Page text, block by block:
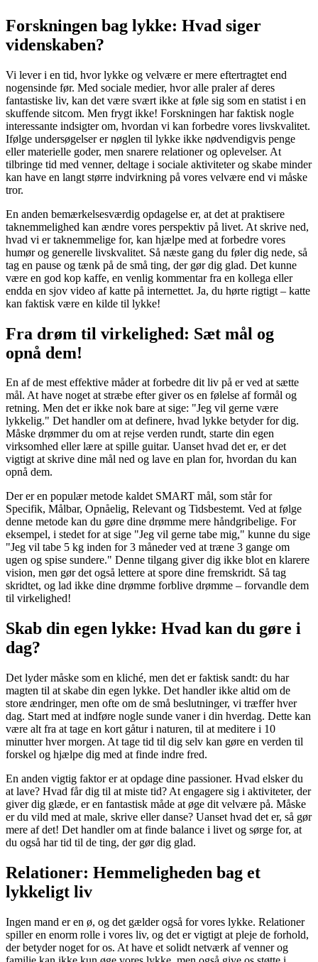
Forskningen bag lykke: Hvad siger
videnskaben?
Vi lever i en tid, hvor lykke og velvære er mere eftertragtet end
nogensinde før. Med sociale medier, hvor alle praler af deres
fantastiske liv, kan det være svært ikke at føle sig som en statist i en
skuffende sitcom. Men frygt ikke! Forskningen har faktisk nogle
interessante indsigter om, hvordan vi kan forbedre vores livskvalitet.
Ifølge undersøgelser er nøglen til lykke ikke nødvendigvis penge
eller materielle goder, men snarere relationer og oplevelser. At
tilbringe tid med venner, deltage i sociale aktiviteter og skabe minder
kan have en langt større indvirkning på vores velvære end vi måske
tror.
En anden bemærkelsesværdig opdagelse er, at det at praktisere
taknemmelighed kan ændre vores perspektiv på livet. At skrive ned,
hvad vi er taknemmelige for, kan hjælpe med at forbedre vores
humør og generelle livskvalitet. Så næste gang du føler dig nede, så
tag en pause og tænk på de små ting, der gør dig glad. Det kunne
være en god kop kaffe, en venlig kommentar fra en kollega eller
endda en sjov video af katte på internettet. Ja, du hørte rigtigt – katte
kan faktisk være en kilde til lykke!
Fra drøm til virkelighed: Sæt mål og
opnå dem!
En af de mest effektive måder at forbedre dit liv på er ved at sætte
mål. At have noget at stræbe efter giver os en følelse af formål og
retning. Men det er ikke nok bare at sige: "Jeg vil gerne være
lykkelig." Det handler om at definere, hvad lykke betyder for dig.
Måske drømmer du om at rejse verden rundt, starte din egen
virksomhed eller lære at spille guitar. Uanset hvad det er, er det
vigtigt at skrive dine mål ned og lave en plan for, hvordan du kan
opnå dem.
Der er en populær metode kaldet SMART mål, som står for
Specifik, Målbar, Opnåelig, Relevant og Tidsbestemt. Ved at følge
denne metode kan du gøre dine drømme mere håndgribelige. For
eksempel, i stedet for at sige "Jeg vil gerne tabe mig," kunne du sige
"Jeg vil tabe 5 kg inden for 3 måneder ved at træne 3 gange om
ugen og spise sundere." Denne tilgang giver dig ikke blot en klarere
vision, men gør det også lettere at spore dine fremskridt. Så tag
skridtet, og lad ikke dine drømme forblive drømme – forvandle dem
til virkelighed!
Skab din egen lykke: Hvad kan du gøre i
dag?
Det lyder måske som en kliché, men det er faktisk sandt: du har
magten til at skabe din egen lykke. Det handler ikke altid om de
store ændringer, men ofte om de små beslutninger, vi træffer hver
dag. Start med at indføre nogle sunde vaner i din hverdag. Dette kan
være alt fra at tage en kort gåtur i naturen, til at meditere i 10
minutter hver morgen. At tage tid til dig selv kan gøre en verden til
forskel og hjælpe dig med at finde indre fred.
En anden vigtig faktor er at opdage dine passioner. Hvad elsker du
at lave? Hvad får dig til at miste tid? At engagere sig i aktiviteter, der
giver dig glæde, er en fantastisk måde at øge dit velvære på. Måske
er du vild med at male, skrive eller danse? Uanset hvad det er, så gør
mere af det! Det handler om at finde balance i livet og sørge for, at
du også har tid til de ting, der gør dig glad.
Relationer: Hemmeligheden bag et
lykkeligt liv
Ingen mand er en ø, og det gælder også for vores lykke. Relationer
spiller en enorm rolle i vores liv, og det er vigtigt at pleje de forhold,
der betyder noget for os. At have et solidt netværk af venner og